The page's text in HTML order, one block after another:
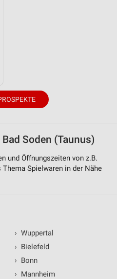
Soden (Taunus)
und Öffnungszeiten von z.B.
Spielwaren in der Nähe
› Wuppertal
› Bielefeld
› Bonn
› Mannheim